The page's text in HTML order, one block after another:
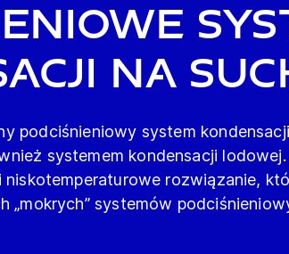
na
podciśnieniowy system
systemem kondensacji
niskotemperaturowe rozwiązanie,
„mokrych” systemów